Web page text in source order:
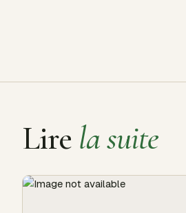
Lire la suite